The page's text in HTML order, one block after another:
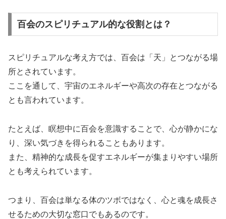
百会のスピリチュアル的な役割とは？
スピリチュアルな考え方では、百会は「天」とつながる場
所とされています。
ここを通して、宇宙のエネルギーや高次の存在とつながる
とも言われています。
たとえば、瞑想中に百会を意識することで、心が静かにな
り、深い気づきを得られることもあります。
また、精神的な成長を促すエネルギーが集まりやすい場所
とも考えられています。
つまり、百会は単なる体のツボではなく、心と魂を成長さ
せるための大切な窓口でもあるのです。